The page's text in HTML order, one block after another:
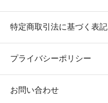
特定商取引法に基づく表記
プライバシーポリシー
お問い合わせ